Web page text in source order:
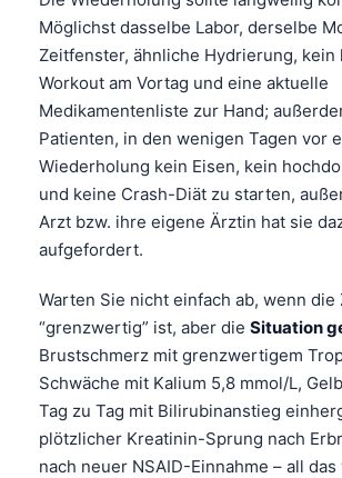
Möglichst dasselbe Labor, derselbe
Zeitfenster, ähnliche Hydrierung, kein
Workout am Vortag und eine aktuelle
Medikamentenliste zur Hand;
Patienten, in den wenigen Tagen vor
Wiederholung kein Eisen, kein
und keine Crash-Diät zu starten,
Arzt bzw. ihre eigene Ärztin hat sie
aufgefordert.
Warten Sie nicht einfach ab, wenn die
“grenzwertig” ist, aber die Situation
Brustschmerz mit grenzwertigem
Schwäche mit Kalium 5,8 mmol/L,
Tag zu Tag mit Bilirubinanstieg
plötzlicher Kreatinin-Sprung nach
nach neuer NSAID-Einnahme – all
ಕನ್ನಡ
മലയാളം
Bahasa Melayu
Tiếng Việt
Tagalog
ဗမာစာ
ភាសាខ្មែរ
አማርኛ
Українська
O‘zbekcha
Català